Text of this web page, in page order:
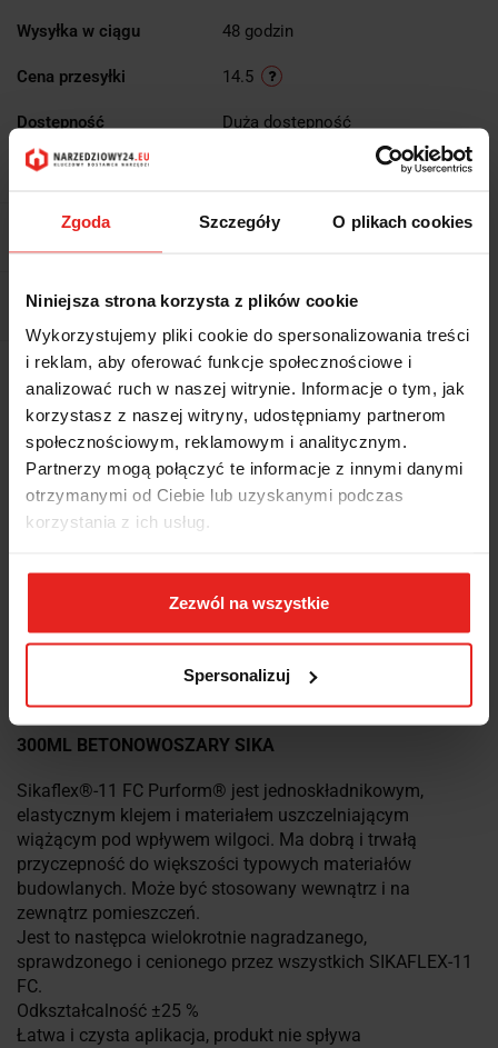
Zgoda Szczegóły O plikach cookies
Niniejsza strona korzysta z plików cookie
Wykorzystujemy pliki cookie do spersonalizowania treści
i reklam, aby oferować funkcje społecznościowe i
analizować ruch w naszej witrynie. Informacje o tym, jak
korzystasz z naszej witryny, udostępniamy partnerom
społecznościowym, reklamowym i analitycznym.
Partnerzy mogą połączyć te informacje z innymi danymi
otrzymanymi od Ciebie lub uzyskanymi podczas
korzystania z ich usług.
Zezwól na wszystkie
Spersonalizuj
Wysyłka w ciągu 48 godzin
Cena przesyłki 14.5
Dostępność Duża dostępność
Waga
Pobierz produkt do PDF
EAN 7612895734613
Wysyłka+2dni (dostawa 0 od 1000zł net.*)
OPIS
INFORMACJE DOT.
BEZPIECZEŃSTWA
OPINIE I OCENY (0)
SIKAFLEX 11FC PURFORM KLEJ USZCZELNIAJĄCY
300ML BETONOWOSZARY SIKA
Sikaflex®-11 FC Purform® jest jednoskładnikowym,
elastycznym klejem i materiałem uszczelniającym
wiążącym pod wpływem wilgoci. Ma dobrą i trwałą
przyczepność do większości typowych materiałów
budowlanych. Może być stosowany wewnątrz i na
zewnątrz pomieszczeń.
Jest to następca wielokrotnie nagradzanego,
sprawdzonego i cenionego przez wszystkich SIKAFLEX-11
FC.
Odkształcalność ±25 %
Łatwa i czysta aplikacja, produkt nie spływa